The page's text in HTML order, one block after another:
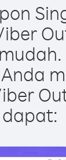
mudah.
dapat: